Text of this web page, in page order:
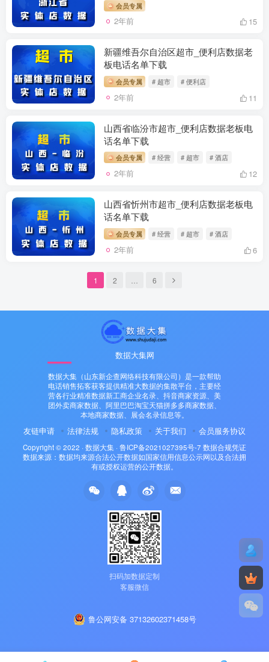
会员专属
2年前 15
新疆维吾尔自治区超市_便利店数据老
板电话名单下载
会员专属 # 超市 # 便利店
2年前 11
山西省临汾市超市_便利店数据老板电
话名单下载
会员专属 # 经营 # 超市 # 酒店
2年前 12
山西省忻州市超市_便利店数据老板电
话名单下载
会员专属 # 经营 # 超市 # 酒店
2年前 6
1 2 6
数据大集网
数据大集（山东新企查网络科技有限公司）是一款帮助
电话销售拓客获客提供精准大数据的集散平台，主要经
营各行业精准数据新工商企业名录、抖音商家资源、美
团外卖商家数据、阿里巴巴淘宝天猫拼多多商家数据、
本地商家数据、展会名录信息等。
友链申请 法律法规 隐私政策 关于我们 会员服务协议
Copyright © 2022 · 数据大集 · 鲁ICP备2021027395号-7 数据合规凭证
数据来源：数据均来源合法公开数据如国家信用信息公示网以及合法拥
有或授权运营的公开数据。
扫码加数据定制
客服微信
鲁公网安备 37132602371458号